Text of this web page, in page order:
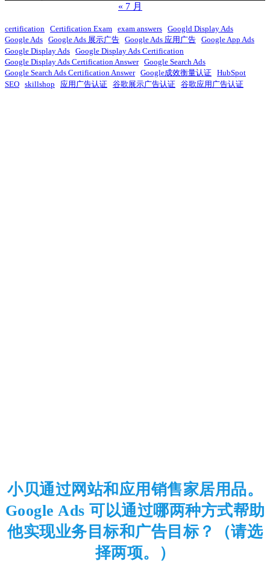
« 7 月
certification Certification Exam exam answers Googld Display Ads
Google Ads Google Ads 展示广告 Google Ads 应用广告 Google App Ads
Google Display Ads Google Display Ads Certification
Google Display Ads Certification Answer Google Search Ads
Google Search Ads Certification Answer Google成效衡量认证 HubSpot
SEO skillshop 应用广告认证 谷歌展示广告认证 谷歌应用广告认证
小贝通过网站和应用销售家居用品。
Google Ads 可以通过哪两种方式帮助
他实现业务目标和广告目标？（请选
择两项。）